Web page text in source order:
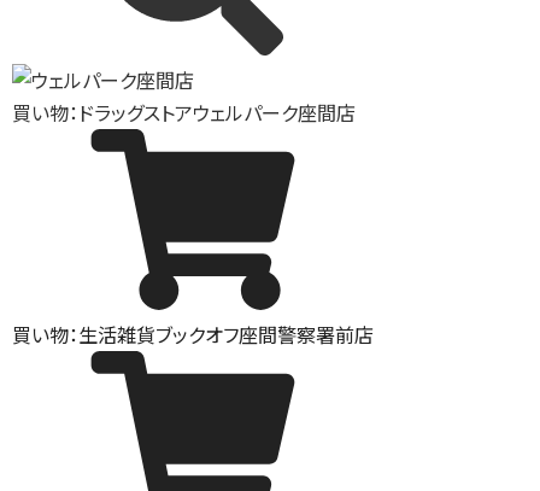
買い物：ドラッグストアウェルパーク座間店
買い物：生活雑貨ブックオフ座間警察署前店